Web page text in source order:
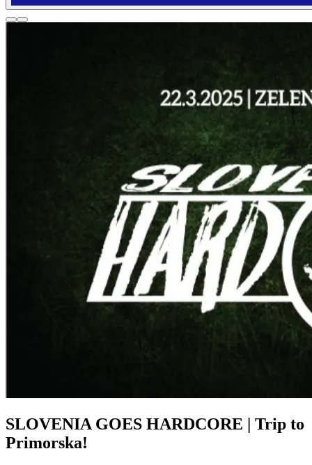
SLOVENIA GOES HARDCORE | Trip to
Primorska!